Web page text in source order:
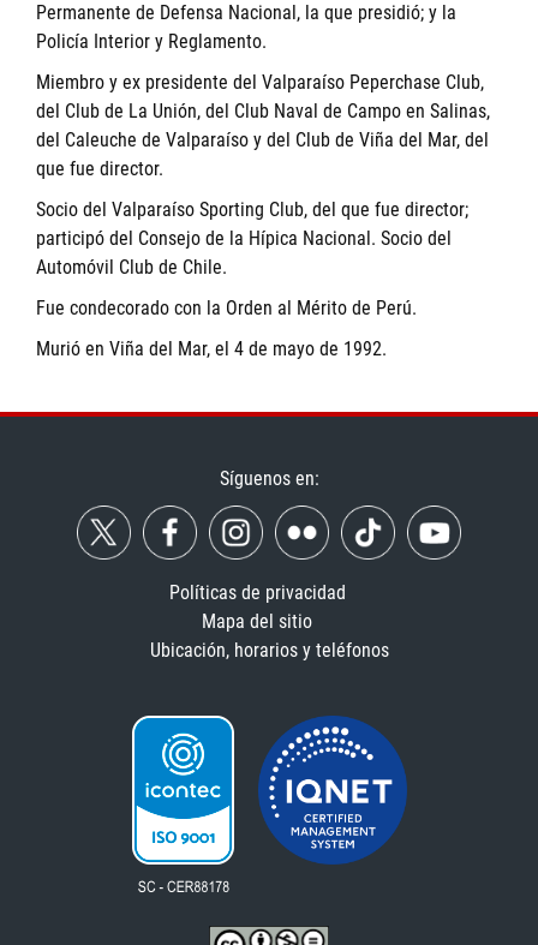
Permanente de Defensa Nacional, la que presidió; y la
Policía Interior y Reglamento.
Miembro y ex presidente del Valparaíso Peperchase Club,
del Club de La Unión, del Club Naval de Campo en Salinas,
del Caleuche de Valparaíso y del Club de Viña del Mar, del
que fue director.
Socio del Valparaíso Sporting Club, del que fue director;
participó del Consejo de la Hípica Nacional. Socio del
Automóvil Club de Chile.
Fue condecorado con la Orden al Mérito de Perú.
Murió en Viña del Mar, el 4 de mayo de 1992.
Síguenos en:
Políticas de privacidad
Mapa del sitio
Ubicación, horarios y teléfonos